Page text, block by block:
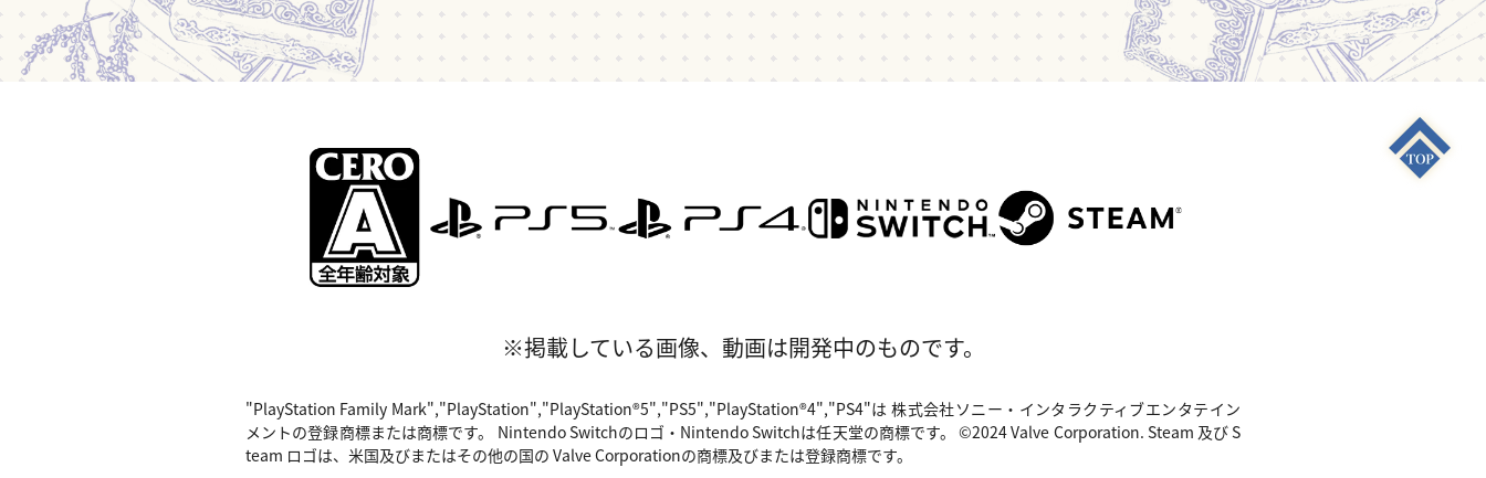
※掲載している画像、動画は開発中のものです。
"PlayStation Family Mark","PlayStation","PlayStation®5","PS5","PlayStation®4","PS4"は 株式会社ソニー・インタラクティブエンタテイン
メントの登録商標または商標です。 Nintendo Switchのロゴ・Nintendo Switchは任天堂の商標です。 ©2024 Valve Corporation. Steam 及び S
team ロゴは、米国及びまたはその他の国の Valve Corporationの商標及びまたは登録商標です。